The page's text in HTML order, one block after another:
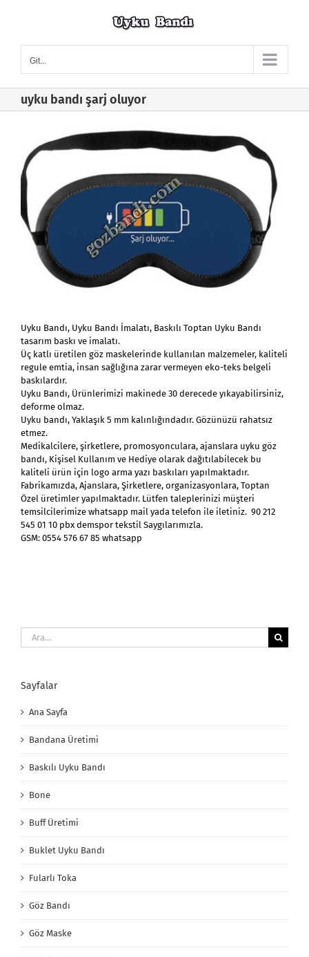
Git...
uyku bandı şarj oluyor
Uyku Bandı, Uyku Bandı İmalatı, Baskılı Toptan Uyku Bandı
tasarım baskı ve imalatı.
Üç katlı üretilen göz maskelerinde kullanılan malzemeler, kaliteli
regule emtia, insan sağlığına zarar vermeyen eko-teks belgeli
baskılardır.
Uyku Bandı, Ürünlerimizi makinede 30 derecede yıkayabilirsiniz,
deforme olmaz.
Uyku bandı, Yaklaşık 5 mm kalınlığındadır. Gözünüzü rahatsız
etmez.
Medikalcilere, şirketlere, promosyonculara, ajanslara uyku göz
bandı, Kişisel Kullanım ve Hediye olarak dağıtılabilecek bu
kaliteli ürün için logo arma yazı baskıları yapılmaktadır.
Fabrikamızda, Ajanslara, Şirketlere, organizasyonlara, Toptan
Özel üretimler yapılmaktadır. Lütfen taleplerinizi müşteri
temsilcilerimize whatsapp mail yada telefon ile iletiniz. 90 212
545 01 10 pbx demspor tekstil Saygılarımızla.
GSM: 0554 576 67 85 whatsapp
Ara:
Sayfalar
Ana Sayfa
Bandana Üretimi
Baskılı Uyku Bandı
Bone
Buff Üretimi
Buklet Uyku Bandı
Fularlı Toka
Göz Bandı
Göz Maske